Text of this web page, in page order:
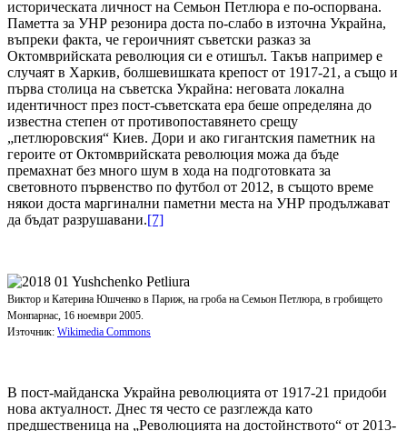
историческата личност на Семьон Петлюра е по-оспорвана.
Паметта за УНР резонира доста по-слабо в източна Украйна,
въпреки факта, че героичният съветски разказ за
Октомврийската революция си е отишъл. Такъв например е
случаят в Харкив, болшевишката крепост от 1917-21, а също и
първа столица на съветска Украйна: неговата локална
идентичност през пост-съветската ера беше определяна до
известна степен от противопоставянето срещу
„петлюровския“ Киев. Дори и ако гигантския паметник на
героите от Октомврийската революция можа да бъде
премахнат без много шум в хода на подготовката за
световното първенство по футбол от 2012, в същото време
някои доста маргинални паметни места на УНР продължават
да бъдат разрушавани.[7]
Виктор и Катерина Юшченко в Париж, на гроба на Семьон Петлюра, в гробището
Монпарнас, 16 ноември 2005.
Източник: Wikimedia Commons
В пост-майданска Украйна революцията от 1917-21 придоби
нова актуалност. Днес тя често се разглежда като
предшественица на „Революцията на достойнството“ от 2013-